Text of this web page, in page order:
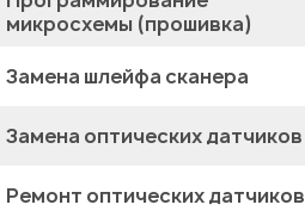
микросхемы (прошивка)
Замена шлейфа сканера
Замена оптических датчиков
Ремонт оптических датчиков